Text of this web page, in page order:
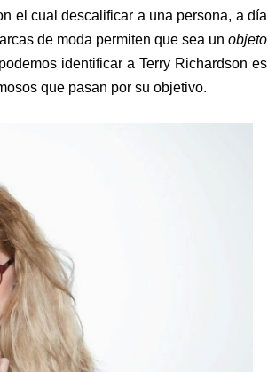
el cual descalificar a una persona, a día
de moda permiten que sea un objeto
identificar a Terry Richardson es
que pasan por su objetivo.